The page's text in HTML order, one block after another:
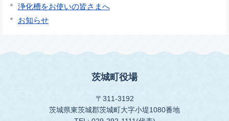
浄化槽をお使いの皆さまへ
お知らせ
茨城町役場
〒311-3192
茨城県東茨城郡茨城町大字小堤1080番地